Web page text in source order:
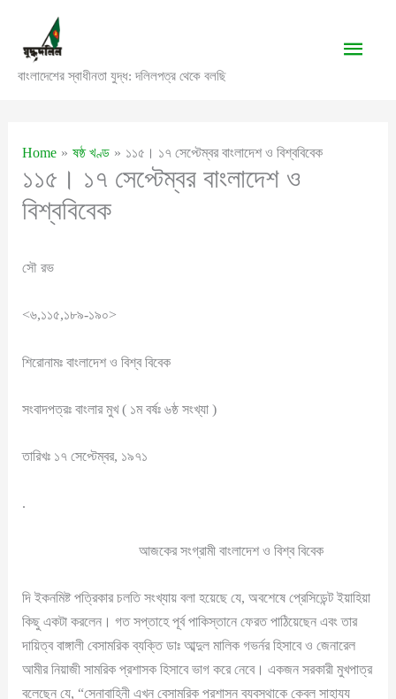
content
বাংলাদেশের স্বাধীনতা যুদ্ধ: দলিলপত্র থেকে বলছি
Main
Home ষষ্ঠ খণ্ড ১১৫। ১৭ সেপ্টেম্বর বাংলাদেশ ও বিশ্ববিবেক
১১৫। ১৭ সেপ্টেম্বর বাংলাদেশ ও
বিশ্ববিবেক
সৌ রভ
<৬,১১৫,১৮৯-১৯০>
শিরোনামঃ বাংলাদেশ ও বিশ্ব বিবেক
সংবাদপত্রঃ বাংলার মুখ ( ১ম বর্ষঃ ৬ষ্ঠ সংখ্যা )
তারিখঃ ১৭ সেপ্টেম্বর, ১৯৭১
.
আজকের সংগ্রামী বাংলাদেশ ও বিশ্ব বিবেক
দি ইকনমিষ্ট পত্রিকার চলতি সংখ্যায় বলা হয়েছে যে, অবশেষে প্রেসিডেন্ট ইয়াহিয়া
কিছু একটা করলেন। গত সপ্তাহে পূর্ব পাকিস্তানে ফেরত পাঠিয়েছেন এবং তার
দায়িত্ব বাঙ্গালী বেসামরিক ব্যক্তি ডাঃ আব্দুল মালিক গভর্নর হিসাবে ও জেনারেল
আমীর নিয়াজী সামরিক প্রশাসক হিসাবে ভাগ করে নেবে। একজন সরকারী মুখপাত্র
বলেছেন যে, “সেনাবাহিনী এখন বেসামরিক প্রশাসন ব্যবস্থাকে কেবল সাহায্য